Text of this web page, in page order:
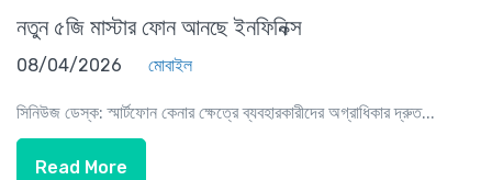
নতুন ৫জি মাস্টার ফোন আনছে ইনফিনিক্স
08/04/2026 মোবাইল
সিনিউজ ডেস্ক: স্মার্টফোন কেনার ক্ষেত্রে ব্যবহারকারীদের অগ্রাধিকার দ্রুত...
Read More